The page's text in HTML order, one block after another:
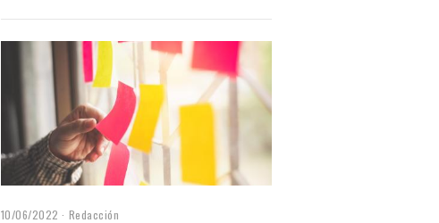
10/06/2022 Redacción